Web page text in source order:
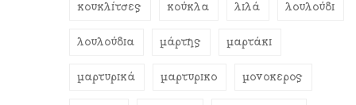
κουκλίτσες κούκλα λιλά λουλούδι
λουλούδια μάρτης μαρτάκι
μαρτυρικά μαρτυρικό μονόκερος